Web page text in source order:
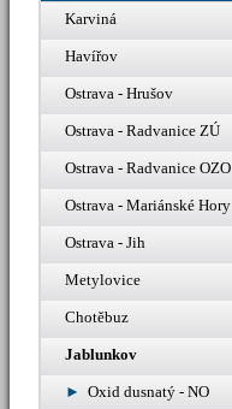
Karviná
Havířov
Ostrava - Hrušov
Ostrava - Radvanice ZÚ
Ostrava - Radvanice OZO
Ostrava - Mariánské Hory
Ostrava - Jih
Metylovice
Chotěbuz
Jablunkov
Oxid dusnatý - NO